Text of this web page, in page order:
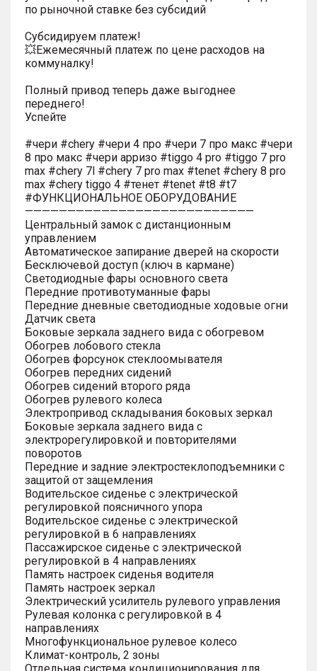
по рыночной ставке без субсидий
Субсидируем платеж!
💥Ежемесячный платеж по цене расходов на
коммуналку!
Полный привод теперь даже выгоднее
переднего!
Успейте
#чери #chery #чери 4 про #чери 7 про макс #чери
8 про макс #чери арризо #tiggo 4 pro #tiggo 7 pro
max #chery 7l #chery 7 pro max #tenet #chery 8 pro
max #chery tiggo 4 #тенет #tenet #t8 #t7
#ФУНКЦИОНАЛЬНОЕ ОБОРУДОВАНИЕ
———————————————————————————
Центральный замок с дистанционным
управлением
Автоматическое запирание дверей на скорости
Бесключевой доступ (ключ в кармане)
Светодиодные фары основного света
Передние противотуманные фары
Передние дневные светодиодные ходовые огни
Датчик света
Боковые зеркала заднего вида с обогревом
Обогрев лобового стекла
Обогрев форсунок стеклоомывателя
Обогрев передних сидений
Обогрев сидений второго ряда
Обогрев рулевого колеса
Электропривод складывания боковых зеркал
Боковые зеркала заднего вида с
электрорегулировкой и повторителями
поворотов
Передние и задние электростеклоподъемники с
защитой от защемления
Водительское сиденье с электрической
регулировкой поясничного упора
Водительское сиденье с электрической
регулировкой в 6 направлениях
Пассажирское сиденье с электрической
регулировкой в 4 направлениях
Память настроек сиденья водителя
Память настроек зеркал
Электрический усилитель рулевого управления
Рулевая колонка с регулировкой в 4
направлениях
Многофункциональное рулевое колесо
Климат-контроль, 2 зоны
Отдельная система кондиционирования для